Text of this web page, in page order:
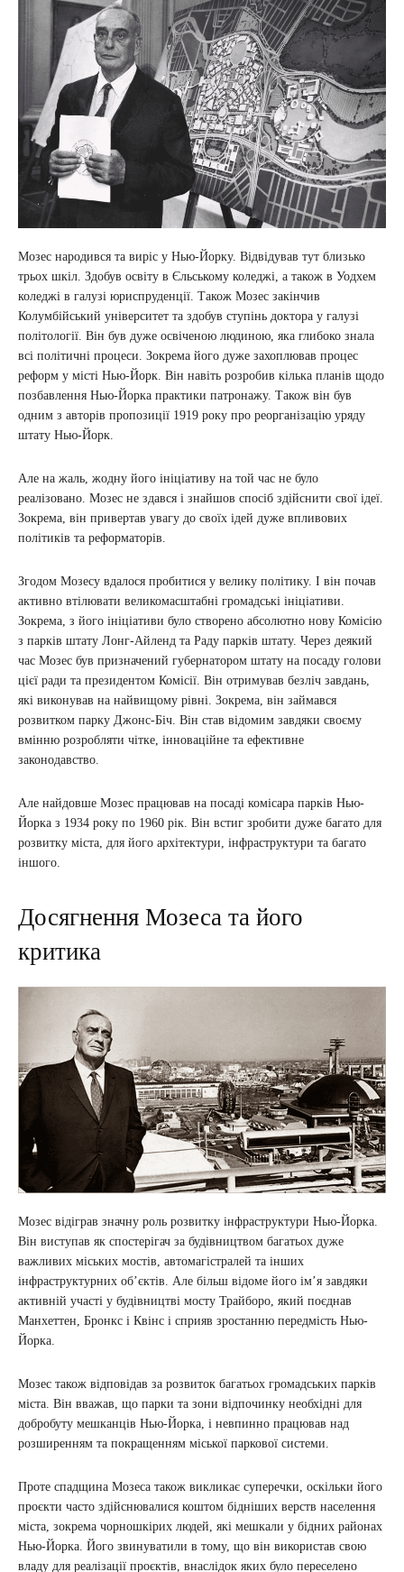
Мозес народився та виріс у Нью-Йорку. Відвідував тут близько
трьох шкіл. Здобув освіту в Єльському коледжі, а також в Уодхем
коледжі в галузі юриспруденції. Також Мозес закінчив
Колумбійський університет та здобув ступінь доктора у галузі
політології. Він був дуже освіченою людиною, яка глибоко знала
всі політичні процеси. Зокрема його дуже захоплював процес
реформ у місті Нью-Йорк. Він навіть розробив кілька планів щодо
позбавлення Нью-Йорка практики патронажу. Також він був
одним з авторів пропозиції 1919 року про реорганізацію уряду
штату Нью-Йорк.
Але на жаль, жодну його ініціативу на той час не було
реалізовано. Мозес не здався і знайшов спосіб здійснити свої ідеї.
Зокрема, він привертав увагу до своїх ідей дуже впливових
політиків та реформаторів.
Згодом Мозесу вдалося пробитися у велику політику. І він почав
активно втілювати великомасштабні громадські ініціативи.
Зокрема, з його ініціативи було створено абсолютно нову Комісію
з парків штату Лонг-Айленд та Раду парків штату. Через деякий
час Мозес був призначений губернатором штату на посаду голови
цієї ради та президентом Комісії. Він отримував безліч завдань,
які виконував на найвищому рівні. Зокрема, він займався
розвитком парку Джонс-Біч. Він став відомим завдяки своєму
вмінню розробляти чітке, інноваційне та ефективне
законодавство.
Але найдовше Мозес працював на посаді комісара парків Нью-
Йорка з 1934 року по 1960 рік. Він встиг зробити дуже багато для
розвитку міста, для його архітектури, інфраструктури та багато
іншого.
Досягнення Мозеса та його
критика
Мозес відіграв значну роль розвитку інфраструктури Нью-Йорка.
Він виступав як спостерігач за будівництвом багатьох дуже
важливих міських мостів, автомагістралей та інших
інфраструктурних об’єктів. Але більш відоме його ім’я завдяки
активній участі у будівництві мосту Трайборо, який поєднав
Манхеттен, Бронкс і Квінс і сприяв зростанню передмість Нью-
Йорка.
Мозес також відповідав за розвиток багатьох громадських парків
міста. Він вважав, що парки та зони відпочинку необхідні для
добробуту мешканців Нью-Йорка, і невпинно працював над
розширенням та покращенням міської паркової системи.
Проте спадщина Мозеса також викликає суперечки, оскільки його
проєкти часто здійснювалися коштом бідніших верств населення
міста, зокрема чорношкірих людей, які мешкали у бідних районах
Нью-Йорка. Його звинуватили в тому, що він використав свою
владу для реалізації проєктів, внаслідок яких було переселено